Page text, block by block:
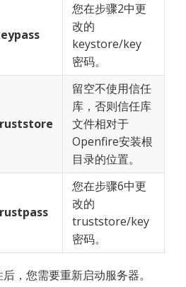
您在步骤2中更
改的
keystore/key
密码。
留空不使用信任
库，否则信任库
文件相对于
Openfire安装根
目录的位置。
您在步骤6中更
改的
truststore/key
密码。
，您需要重新启动服务器。